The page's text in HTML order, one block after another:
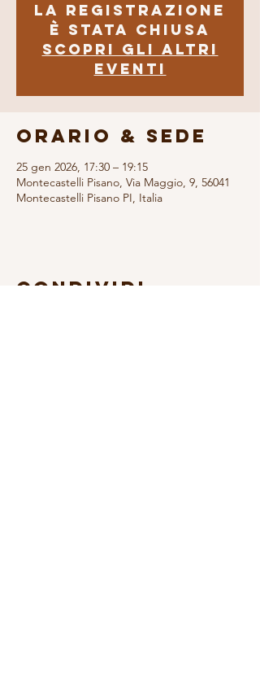
La registrazione
è stata chiusa
Scopri gli altri
eventi
Orario & Sede
25 gen 2026, 17:30 – 19:15
Montecastelli Pisano, Via Maggio, 9, 56041
Montecastelli Pisano PI, Italia
Condividi